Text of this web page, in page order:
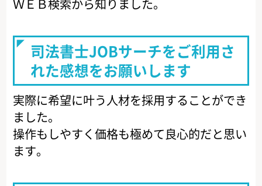
ＷＥＢ検索から知りました。
司法書士JOBサーチをご利用さ
れた感想をお願いします
実際に希望に叶う人材を採用することができ
ました。
操作もしやすく価格も極めて良心的だと思い
ます。